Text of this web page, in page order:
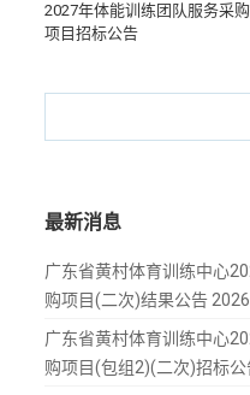
2027年体能训练团队服务采购
项目招标公告
最新消息
广东省黄村体育训练中心
购项目(二次)结果公告
广东省黄村体育训练中心
购项目(包组2)(二次)招标公